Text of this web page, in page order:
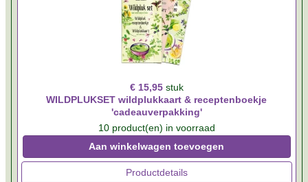
€ 15,95 stuk
WILDPLUKSET wildplukkaart & receptenboekje
'cadeauverpakking'
10 product(en) in voorraad
Aan winkelwagen toevoegen
Productdetails